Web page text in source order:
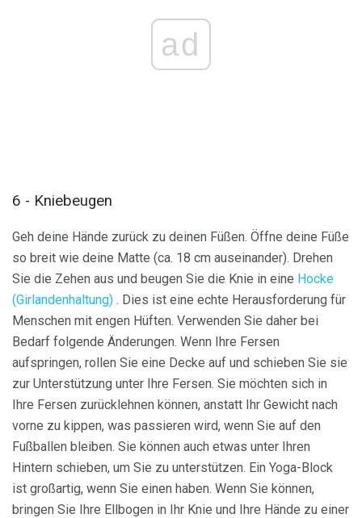
ad
6 - Kniebeugen
Geh deine Hände zurück zu deinen Füßen. Öffne deine Füße
so breit wie deine Matte (ca. 18 cm auseinander). Drehen
Sie die Zehen aus und beugen Sie die Knie in eine Hocke
(Girlandenhaltung) . Dies ist eine echte Herausforderung für
Menschen mit engen Hüften. Verwenden Sie daher bei
Bedarf folgende Änderungen. Wenn Ihre Fersen
aufspringen, rollen Sie eine Decke auf und schieben Sie sie
zur Unterstützung unter Ihre Fersen. Sie möchten sich in
Ihre Fersen zurücklehnen können, anstatt Ihr Gewicht nach
vorne zu kippen, was passieren wird, wenn Sie auf den
Fußballen bleiben. Sie können auch etwas unter Ihren
Hintern schieben, um Sie zu unterstützen. Ein Yoga-Block
ist großartig, wenn Sie einen haben. Wenn Sie können,
bringen Sie Ihre Ellbogen in Ihr Knie und Ihre Hände zu einer